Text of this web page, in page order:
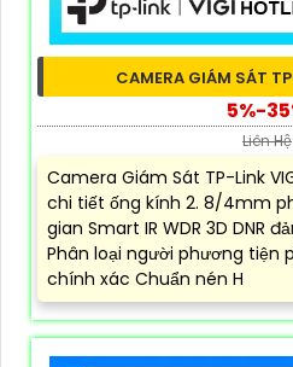
CAMERA GIÁM SÁT
5%-
Liên Hệ
Camera Giám Sát TP-Link
chi tiết ống kính 2. 8/4mm
gian Smart IR WDR 3D DNR
Phân loại người phương tiện
chính xác Chuẩn nén H